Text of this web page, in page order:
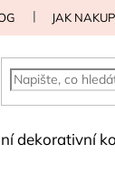
JAK
dekorativní